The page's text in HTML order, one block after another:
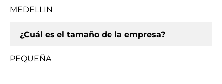
MEDELLIN
¿Cuál es el tamaño de la empresa?
PEQUEÑA